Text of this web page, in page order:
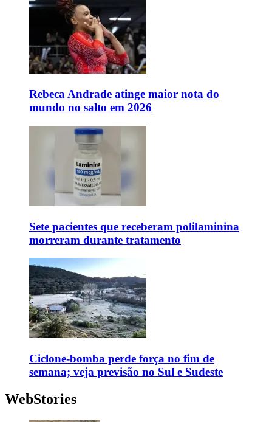
Rebeca Andrade atinge maior nota do
mundo no salto em 2026
Sete pacientes que receberam polilaminina
morreram durante tratamento
Ciclone-bomba perde força no fim de
semana; veja previsão no Sul e Sudeste
WebStories